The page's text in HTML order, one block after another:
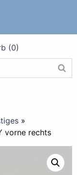
(0)
»
vorne rechts